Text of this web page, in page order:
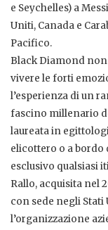
e Seychelles) a
Uniti, Canada e
Pacifico.
Black Diamond
vivere le forti
l’esperienza di un
fascino millenario
laureata in
elicottero o a
esclusivo qualsiasi
Rallo, acquisita nel
con sede negli
l’organizzazione